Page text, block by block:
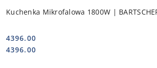
Kuchenka Mikrofalowa 1800W |
Cena:
4396.00
Cena:
4396.00